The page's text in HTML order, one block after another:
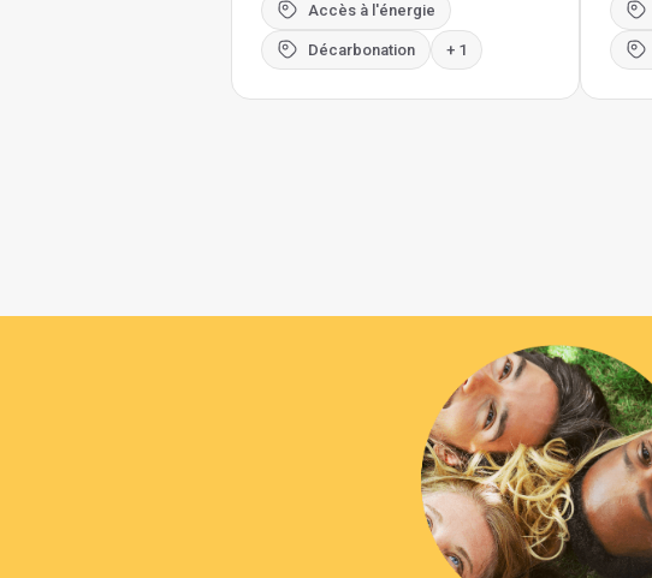
Accès à l'énergie
Décarbonation + 1